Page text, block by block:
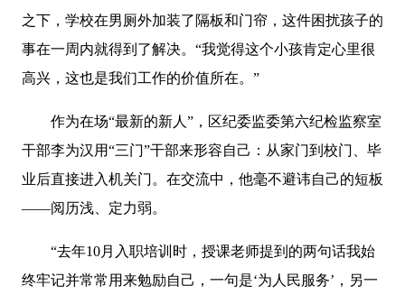
之下，学校在男厕外加装了隔板和门帘，这件困扰孩子的
事在一周内就得到了解决。“我觉得这个小孩肯定心里很
高兴，这也是我们工作的价值所在。”
作为在场“最新的新人”，区纪委监委第六纪检监察室
干部李为汉用“三门”干部来形容自己：从家门到校门、毕
业后直接进入机关门。在交流中，他毫不避讳自己的短板
——阅历浅、定力弱。
“去年10月入职培训时，授课老师提到的两句话我始
终牢记并常常用来勉励自己，一句是‘为人民服务’，另一